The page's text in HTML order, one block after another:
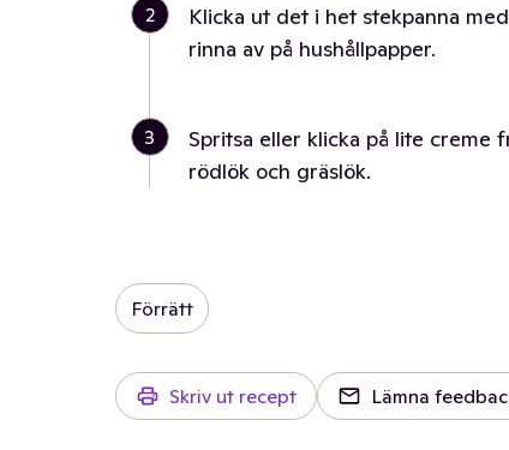
2
Klicka ut det i het stekpanna
rinna av på hushållpapper.
3
Spritsa eller klicka på lite creme
rödlök och gräslök.
Förrätt
Skriv ut recept Lämna